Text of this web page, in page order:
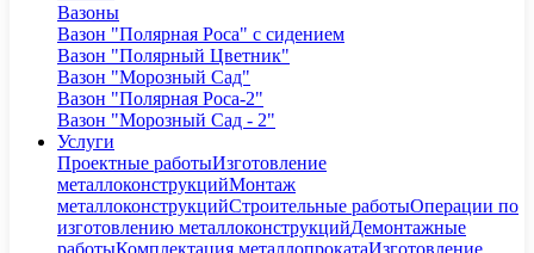
Вазоны
Вазон "Полярная Роса" с сидением
Вазон "Полярный Цветник"
Вазон "Морозный Сад"
Вазон "Полярная Роса-2"
Вазон "Морозный Сад - 2"
Услуги
Проектные работыИзготовление
металлоконструкцийМонтаж
металлоконструкцийСтроительные работыОперации по
изготовлению металлоконструкцийДемонтажные
работыКомплектация металлопрокатаИзготовление